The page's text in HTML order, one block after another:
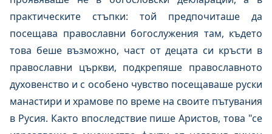
практическите стъпки: той предпочиташе да
посещава православни богослужения там, където
това беше възможно, част от децата си кръсти в
православни църкви, подкрепяше православното
духовенство и с особено чувство посещаваше руски
манастири и храмове по време на своите пътувания
в Русия. Както впоследствие пише Аристов, това "се